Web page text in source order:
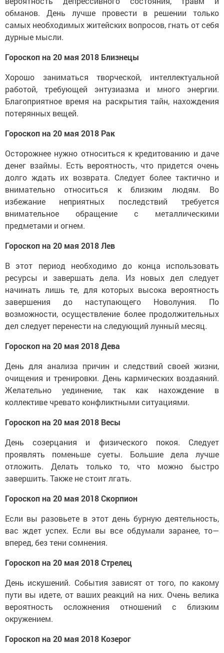
обманов. День лучше провести в решении только
самых необходимых житейских вопросов, гнать от себя
дурные мысли.
Гороскоп на 20 мая 2018 Близнецы
Хорошо заниматься творческой, интеллектуальной
работой, требующей энтузиазма и много энергии.
Благоприятное время на раскрытия тайн, нахождения
потерянных вещей.
Гороскоп на 20 мая 2018 Рак
Осторожнее нужно относиться к кредитованию и даче
денег взаймы. Есть вероятность, что придется очень
долго ждать их возврата. Следует более тактично и
внимательно относиться к близким людям. Во
избежание неприятных последствий требуется
внимательное обращение с металлическими
предметами и огнем.
Гороскоп на 20 мая 2018 Лев
В этот период необходимо до конца использовать
ресурсы и завершать дела. Из новых дел следует
начинать лишь те, для которых высока вероятность
завершения до наступающего Новолуния. По
возможности, осуществление более продолжительных
дел следует перенести на следующий лунный месяц.
Гороскоп на 20 мая 2018 Дева
День для анализа причин и следствий своей жизни,
очищения и тренировки. День кармических воздаяний.
Желательно уединение, так как нахождение в
коллективе чревато конфликтными ситуациями.
Гороскоп на 20 мая 2018 Весы
День созерцания и физического покоя. Следует
проявлять поменьше суеты. Большие дела лучше
отложить. Делать только то, что можно быстро
завершить. Также не стоит лгать.
Гороскоп на 20 мая 2018 Скорпион
Если вы разовьете в этот день бурную деятельность,
вас ждет успех. Если вы все обдумали заранее, то—
вперед, без тени сомнения.
Гороскоп на 20 мая 2018 Стрелец
День искушений. События зависят от того, по какому
пути вы идете, от ваших реакций на них. Очень велика
вероятность осложнения отношений с близким
окружением.
Гороскоп на 20 мая 2018 Козерог